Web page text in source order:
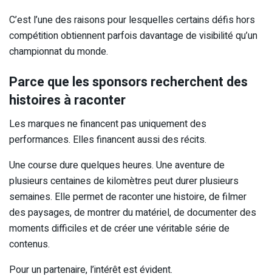
C’est l’une des raisons pour lesquelles certains défis hors
compétition obtiennent parfois davantage de visibilité qu’un
championnat du monde.
Parce que les sponsors recherchent des
histoires à raconter
Les marques ne financent pas uniquement des
performances. Elles financent aussi des récits.
Une course dure quelques heures. Une aventure de
plusieurs centaines de kilomètres peut durer plusieurs
semaines. Elle permet de raconter une histoire, de filmer
des paysages, de montrer du matériel, de documenter des
moments difficiles et de créer une véritable série de
contenus.
Pour un partenaire, l’intérêt est évident.